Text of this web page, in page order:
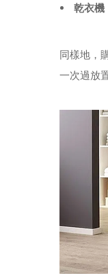
乾衣機
同樣地，
一次過放